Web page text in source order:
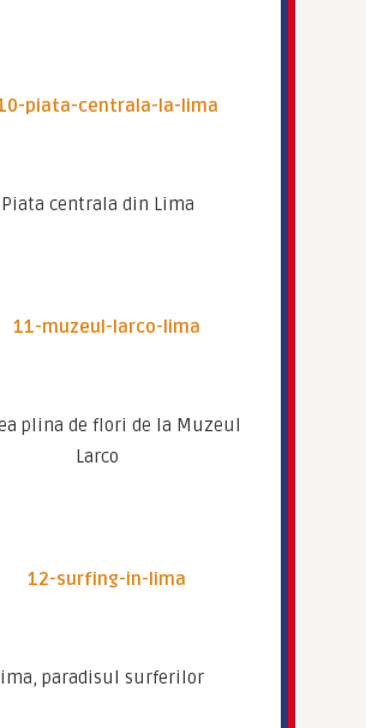
Piata centrala din Lima
plina de flori de la Muzeul
Larco
paradisul surferilor